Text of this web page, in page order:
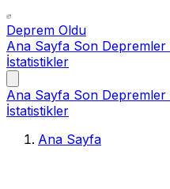
Deprem Oldu
Ana Sayfa Son Depremler
İstatistikler
Ana Sayfa Son Depremler
İstatistikler
Ana Sayfa